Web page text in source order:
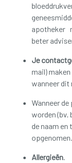
apotheker
beter
Je
mail)
wanneer dit
Wanneer
worden (bv.
de naam
opgenomen.
Allergieën